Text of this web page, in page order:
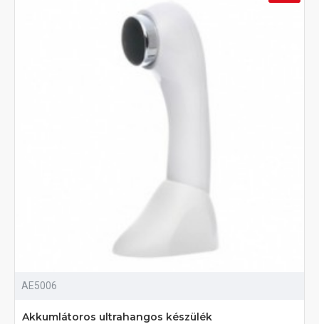
AE5006
Akkumlátoros ultrahangos készülék